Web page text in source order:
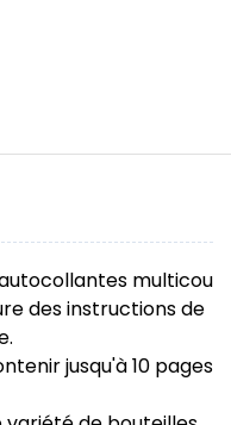
multicou
des instructions de
jusqu'à 10 pages